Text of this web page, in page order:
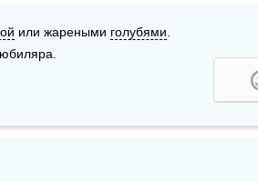
или жареными голубями